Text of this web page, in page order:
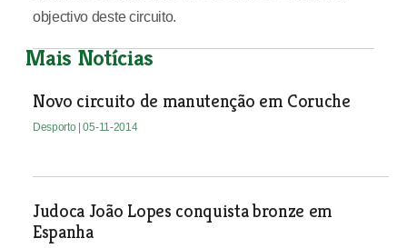
objectivo deste circuito.
Mais Notícias
Novo circuito de manutenção em Coruche
Desporto | 05-11-2014
Judoca João Lopes conquista bronze em
Espanha